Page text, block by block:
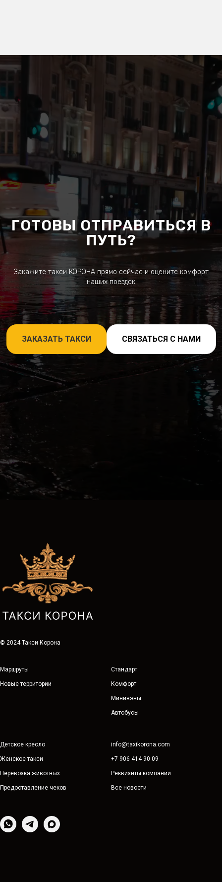
ГОТОВЫ ОТПРАВИТЬСЯ В
ПУТЬ?
Закажите такси КОРОНА прямо сейчас и оцените комфорт
наших поездок
ЗАКАЗАТЬ ТАКСИ СВЯЗАТЬСЯ С НАМИ
© 2024 Такси Корона
Маршруты
Новые территории
Стандарт
Комфорт
Минивэны
Автобусы
Детское кресло
Женское такси
Перевозка животных
Предоставление чеков
info@taxikorona.com
+7 906 414 90 09
Реквизиты компании
Все новости